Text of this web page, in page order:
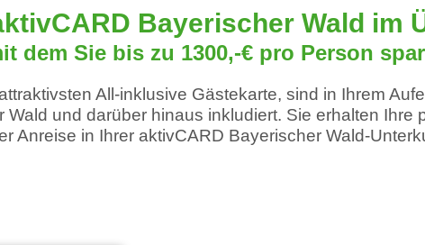
Bayerischer Wald im
dem Sie bis zu 1300,-€ pro Person
All-inklusive Gästekarte, sind in Ihrem
und darüber hinaus inkludiert. Sie erhalten Ihre
Anreise in Ihrer aktivCARD Bayerischer Wald-